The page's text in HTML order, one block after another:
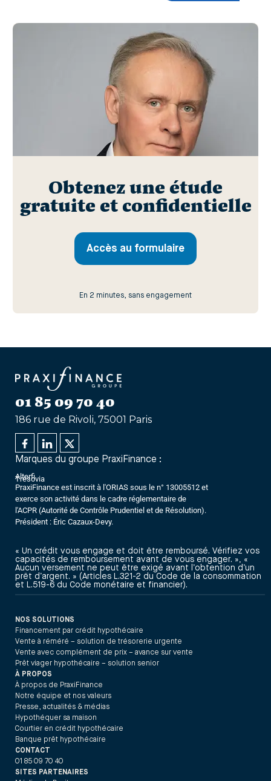
Obtenez une étude
gratuite et confidentielle
Accès au formulaire
En 2 minutes, sans engagement
01 85 09 70 40
186 rue de Rivoli, 75001 Paris
Marques du groupe PraxiFinance :
Alterfi
Trésovia
PraxiFinance est inscrit à l'ORIAS sous le n° 13005512 et
exerce son activité dans le cadre réglementaire de
l'ACPR (Autorité de Contrôle Prudentiel et de Résolution).
Président : Éric Cazaux-Devy.
« Un crédit vous engage et doit être remboursé. Vérifiez vos
capacités de remboursement avant de vous engager. », «
Aucun versement ne peut être exigé avant l’obtention d’un
prêt d’argent. » (Articles L.321-2 du Code de la consommation
et L.519-6 du Code monétaire et financier).
NOS SOLUTIONS
Financement par crédit hypothécaire
Vente à réméré – solution de trésorerie urgente
Vente avec complément de prix – avance sur vente
Prêt viager hypothécaire – solution senior
À PROPOS
À propos de PraxiFinance
Notre équipe et nos valeurs
Presse, actualités & médias
Hypothéquer sa maison
Courtier en crédit hypothécaire
Banque prêt hypothécaire
CONTACT
01 85 09 70 40
SITES PARTENAIRES